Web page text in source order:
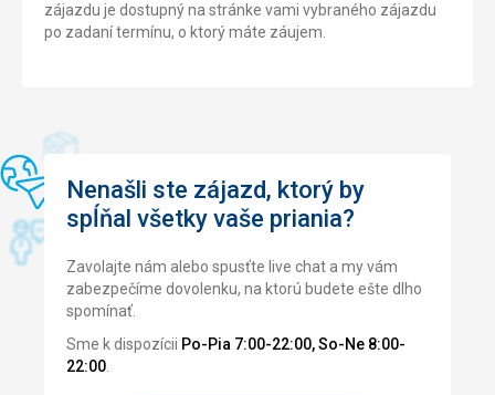
zájazdu je dostupný na stránke vami vybraného zájazdu
po zadaní termínu, o ktorý máte záujem.
Nenašli ste zájazd, ktorý by
spĺňal všetky vaše priania?
Zavolajte nám alebo spusťte live chat a my vám
zabezpečíme dovolenku, na ktorú budete ešte dlho
spomínať.
Sme k dispozícii Po-Pia 7:00-22:00, So-Ne 8:00-
22:00